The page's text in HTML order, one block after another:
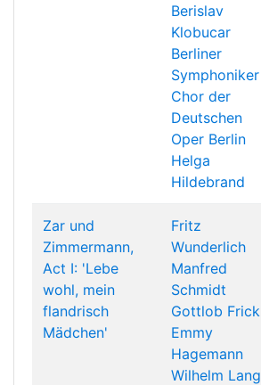
Berislav
Klobucar
Berliner
Symphoniker
Chor der
Deutschen
Oper Berlin
Helga
Hildebrand
Zar und
Zimmermann,
Act I: 'Lebe
wohl, mein
flandrisch
Mädchen'
Fritz
Wunderlich
Manfred
Schmidt
Gottlob Frick
Emmy
Hagemann
Wilhelm Lang